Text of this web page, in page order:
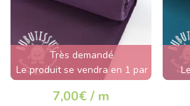
Très demandé
Le produit se vendra en 1 par
jour
7,00€ / m